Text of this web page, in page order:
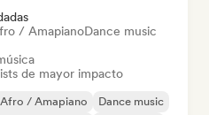
/ AmapianoDance music
de mayor impacto
/ Amapiano
Dance music